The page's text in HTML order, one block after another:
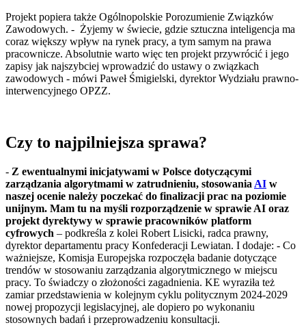
Projekt popiera także Ogólnopolskie Porozumienie Związków
Zawodowych. - Żyjemy w świecie, gdzie sztuczna inteligencja ma
coraz większy wpływ na rynek pracy, a tym samym na prawa
pracownicze. Absolutnie warto więc ten projekt przywrócić i jego
zapisy jak najszybciej wprowadzić do ustawy o związkach
zawodowych - mówi Paweł Śmigielski, dyrektor Wydziału prawno-
interwencyjnego OPZZ.
Czy to najpilniejsza sprawa?
- Z ewentualnymi inicjatywami w Polsce dotyczącymi
zarządzania algorytmami w zatrudnieniu, stosowania AI w
naszej ocenie należy poczekać do finalizacji prac na poziomie
unijnym. Mam tu na myśli rozporządzenie w sprawie AI oraz
projekt dyrektywy w sprawie pracowników platform
cyfrowych – podkreśla z kolei Robert Lisicki, radca prawny,
dyrektor departamentu pracy Konfederacji Lewiatan. I dodaje: - Co
ważniejsze, Komisja Europejska rozpoczęła badanie dotyczące
trendów w stosowaniu zarządzania algorytmicznego w miejscu
pracy. To świadczy o złożoności zagadnienia. KE wyraziła też
zamiar przedstawienia w kolejnym cyklu politycznym 2024-2029
nowej propozycji legislacyjnej, ale dopiero po wykonaniu
stosownych badań i przeprowadzeniu konsultacji.